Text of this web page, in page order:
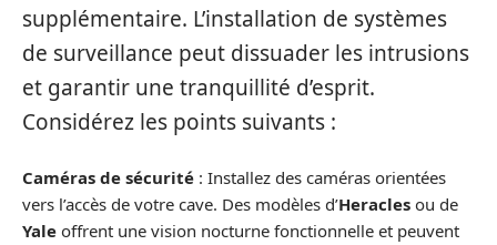
supplémentaire. L’installation de systèmes
de surveillance peut dissuader les intrusions
et garantir une tranquillité d’esprit.
Considérez les points suivants :
Caméras de sécurité : Installez des caméras orientées
vers l’accès de votre cave. Des modèles d’Heracles ou de
Yale offrent une vision nocturne fonctionnelle et peuvent